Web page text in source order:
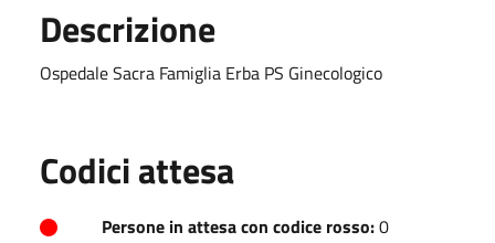
Descrizione
Ospedale Sacra Famiglia Erba PS Ginecologico
Codici attesa
Persone in attesa con codice rosso:0